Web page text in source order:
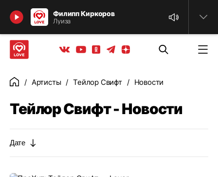
Филипп Киркоров
Луиза
Найти
Вконтакте
YoutubeОдноклассники
ТелеграмЯндекс дзен
ГлавнаяАртисты Тейлор Свифт Новости
Тейлор Свифт - Новости
Дате